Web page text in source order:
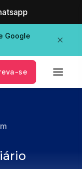
Google
se